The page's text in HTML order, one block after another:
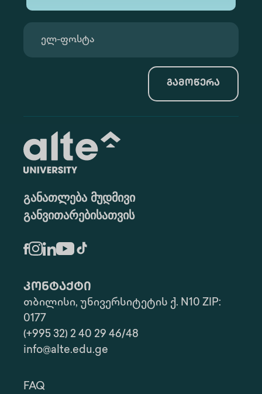
გამოწერა
განათლება მუდმივი
განვითარებისათვის
კონტაქტი
თბილისი, უნივერსიტეტის ქ. N10 ZIP:
0177
(+995 32) 2 40 29 46/48
info@alte.edu.ge
FAQ